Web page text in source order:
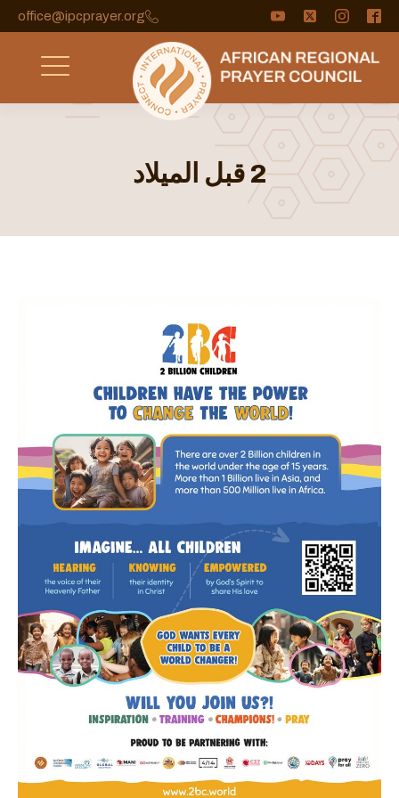
office@ipcprayer.org
2 قبل الميلاد